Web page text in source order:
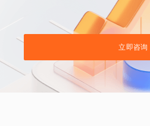
立即咨询